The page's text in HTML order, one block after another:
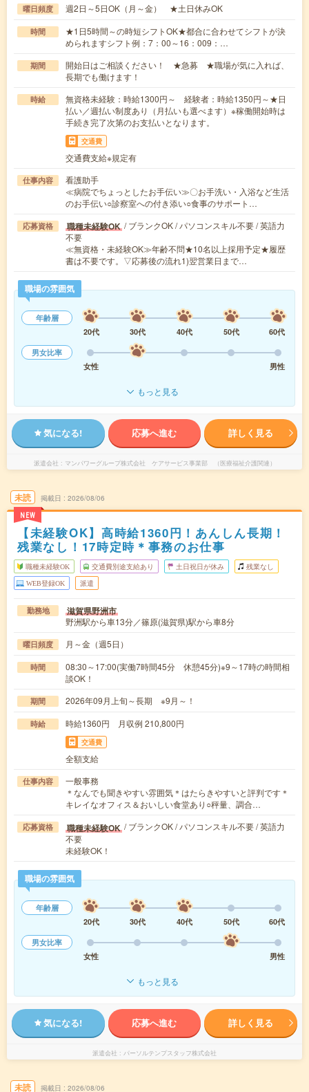
曜日頻度 週2日～5日OK（月～金） ★土日休みOK
時間
★1日5時間～の時短シフトOK★都合に合わせてシフトが決
められますシフト例：7：00～16：009：…
期間
開始日はご相談ください！ ★急募 ★職場が気に入れば、
長期でも働けます！
時給
無資格未経験：時給1300円～ 経験者：時給1350円～★日
払い／週払い制度あり（月払いも選べます）※稼働開始時は
手続き完了次第のお支払いとなります。
交通費
交通費支給※規定有
仕事内容
看護助手
≪病院でちょっとしたお手伝い≫〇お手洗い・入浴など生活
のお手伝い○診察室への付き添い○食事のサポート…
応募資格 職種未経験OK / ブランクOK / パソコンスキル不要 / 英語力
不要
≪無資格・未経験OK≫年齢不問★10名以上採用予定★履歴
書は不要です。▽応募後の流れ1)翌営業日まで…
職場の雰囲気
年齢層
20代
30代 40代 50代
60代
男女比率
女性
男性
もっと見る
気になる! 応募へ進む 詳しく見る
派遣会社 マンパワーグループ株式会社 ケアサービス事業部 （医療福祉介護関連）
未読
NEW
掲載日 2026/08/06
【未経験OK】高時給1360円！あんしん長期！
残業なし！17時定時＊事務のお仕事
職種未経験OK 交通費別途支給あり 土日祝日が休み 残業なし
WEB登録OK 派遣
勤務地 滋賀県野洲市
野洲駅から車13分／篠原(滋賀県)駅から車8分
曜日頻度 月～金（週5日）
時間
08:30～17:00(実働7時間45分 休憩45分)※9～17時の時間相
談OK！
期間 2026年09月上旬～長期 ※9月～！
時給 時給1360円 月収例 210,800円
交通費
全額支給
仕事内容
一般事務
＊なんでも聞きやすい雰囲気＊はたらきやすいと評判です＊
キレイなオフィス＆おいしい食堂あり○秤量、調合…
応募資格 職種未経験OK / ブランクOK / パソコンスキル不要 / 英語力
不要
未経験OK！
職場の雰囲気
年齢層
20代
30代 40代 50代
60代
男女比率
女性
男性
もっと見る
気になる! 応募へ進む 詳しく見る
派遣会社 パーソルテンプスタッフ株式会社
未読 掲載日 2026/08/06